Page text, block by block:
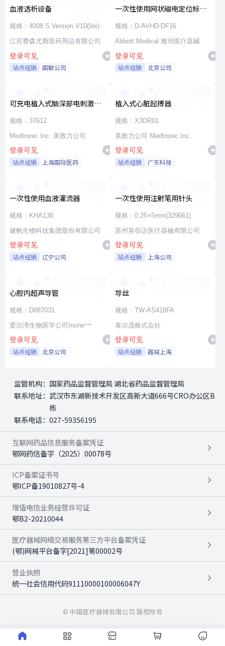
血液透析设备
规格：4008 S Version V10(lite)
江苏费森尤斯医药用品有限公司
登录可见
站点经销 国联公司
一次性使用网状磁电定位标测
导管
规格：D-AVHD-DF16
Abbott Medical 雅培医疗器械
登录可见
站点经销 北京公司
可充电植入式脑深部电刺激脉
冲发生器套件
规格：37612
Medtronic Inc. 美敦力公司
登录可见
站点经销 上海国际医药
植入式心脏起搏器
规格：X3DR01
美敦力公司 Medtronic Inc.
登录可见
站点经销 广东科技
一次性使用血液灌流器
规格：KHA130
健帆生物科技集团股份有限公司
登录可见
站点经销 辽宁公司
一次性使用注射笔用针头
规格：0.25×5mm(329661)
苏州英佰达医疗器械有限公司
登录可见
站点经销 上海公司
心腔内超声导管
规格：D087031
爱尔湾生物医学公司Irvine
Biomedical,Inc. a St. Jude
Medical Company
登录可见
站点经销 北京公司
导丝
规格：TW-AS418FA
泰尔茂株式会社
登录可见
站点经销 器械上海
监管机构： 国家药品监督管理局 湖北省药品监督管理局
联系地址： 武汉市东湖新技术开发区高新大道666号CRO办公区B
栋
联系电话： 027-59356195
互联网药品信息服务备案凭证
鄂网药信备字（2025）00078号
ICP备案证书号
鄂ICP备19010827号-4
增值电信业务经营许可证
鄂B2-20210044
医疗器械网络交易服务第三方平台备案凭证
(鄂)网械平台备字[2021]第00002号
营业执照
统一社会信用代码91110000100006047Y
© 中国医疗器械有限公司 版权所有